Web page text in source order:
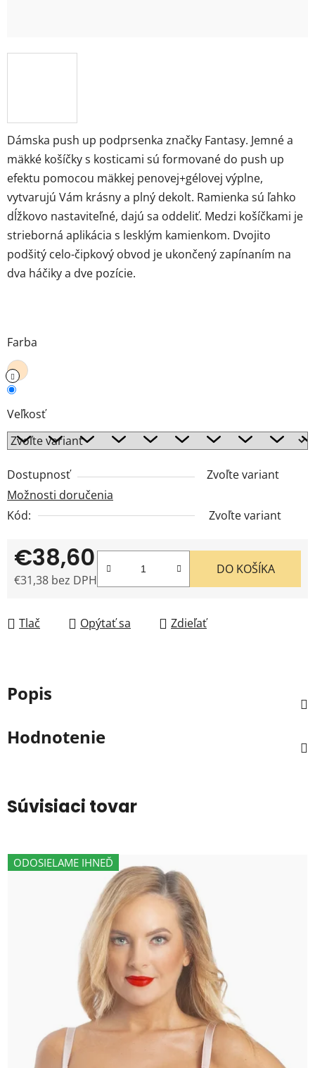
Dámska push up podprsenka značky Fantasy. Jemné a
mäkké košíčky s kosticami sú formované do push up
efektu pomocou mäkkej penovej+gélovej výplne,
vytvarujú Vám krásny a plný dekolt. Ramienka sú ľahko
dĺžkovo nastaviteľné, dajú sa oddeliť. Medzi košíčkami je
strieborná aplikácia s lesklým kamienkom. Dvojito
podšitý celo-čipkový obvod je ukončený zapínaním na
dva háčiky a dve pozície.
Farba
Veľkosť
Dostupnosť
Zvoľte variant
Možnosti doručenia
Kód:
Zvoľte variant
€38,60
€31,38 bez DPH
DO KOŠÍKA
Tlač Opýtať sa Zdieľať
Popis
Hodnotenie
Súvisiaci tovar
ODOSIELAME IHNEĎ